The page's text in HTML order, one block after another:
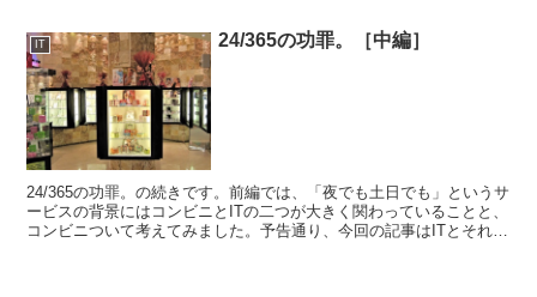
IT 24/365の功罪。［中編］
24/365の功罪。の続きです。前編では、「夜でも土日でも」というサ
ービスの背景にはコンビニとITの二つが大きく関わっていることと、
コンビニついて考えてみました。予告通り、今回の記事はITとそれに